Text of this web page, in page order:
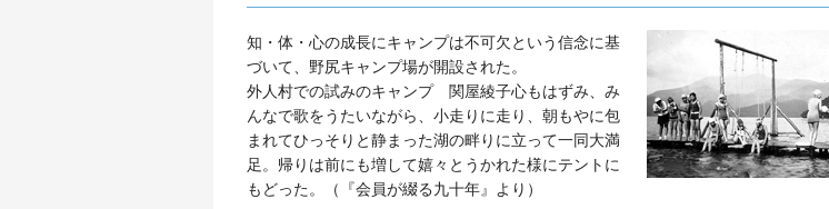
知・体・心の成長にキャンプは不可欠という信念に基
づいて、野尻キャンプ場が開設された。
外人村での試みのキャンプ 関屋綾子心もはずみ、み
んなで歌をうたいながら、小走りに走り、朝もやに包
まれてひっそりと静まった湖の畔りに立って一同大満
足。帰りは前にも増して嬉々とうかれた様にテントに
もどった。（『会員が綴る九十年』より）